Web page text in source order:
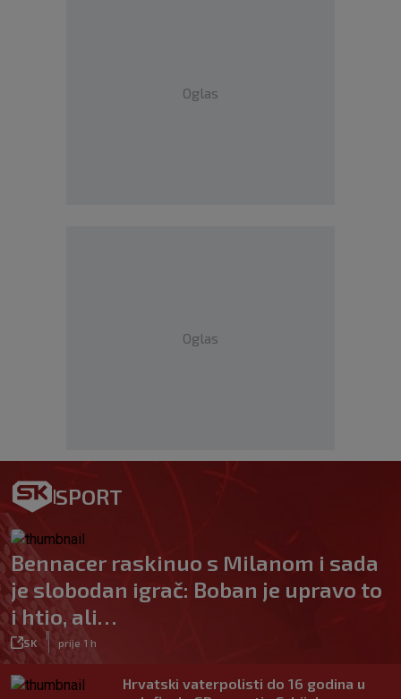
Oglas
Oglas
SPORT
Bennacer raskinuo s Milanom i sada
je slobodan igrač: Boban je upravo to
i htio, ali…
SK prije 1 h
Hrvatski vaterpolisti do 16 godina u